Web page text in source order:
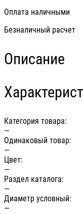
Оплата наличными
Безналичный расчет
Описание
Категория товара:
—
Одинаковый товар:
—
Цвет:
—
Раздел каталога:
—
Диаметр условный:
—